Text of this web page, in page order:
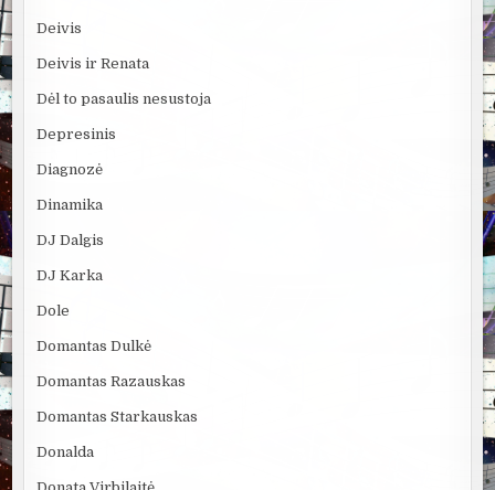
Deivis
Deivis ir Renata
Dėl to pasaulis nesustoja
Depresinis
Diagnozė
Dinamika
DJ Dalgis
DJ Karka
Dole
Domantas Dulkė
Domantas Razauskas
Domantas Starkauskas
Donalda